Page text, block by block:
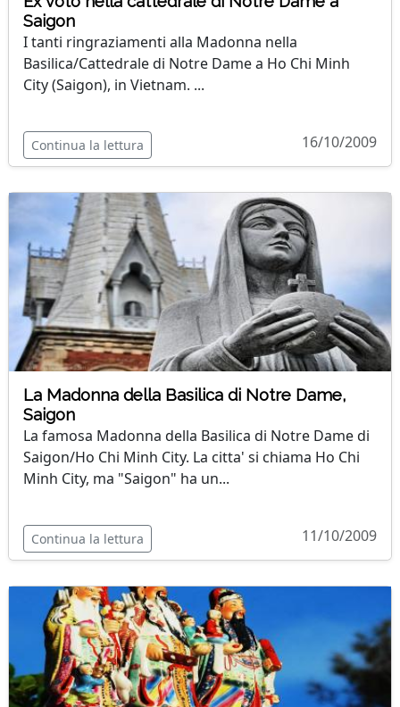
Saigon
I tanti ringraziamenti alla Madonna nella
Basilica/Cattedrale di Notre Dame a Ho Chi Minh
City (Saigon), in Vietnam. ...
Continua la lettura 16/10/2009
La Madonna della Basilica di Notre Dame,
Saigon
La famosa Madonna della Basilica di Notre Dame di
Saigon/Ho Chi Minh City. La citta' si chiama Ho Chi
Minh City, ma "Saigon" ha un...
Continua la lettura 11/10/2009